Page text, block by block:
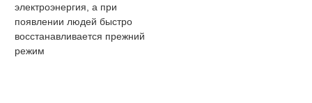
электроэнергия, а при
появлении людей быстро
восстанавливается прежний
режим